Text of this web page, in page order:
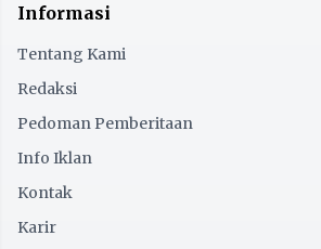
Informasi
Tentang Kami
Redaksi
Pedoman Pemberitaan
Info Iklan
Kontak
Karir